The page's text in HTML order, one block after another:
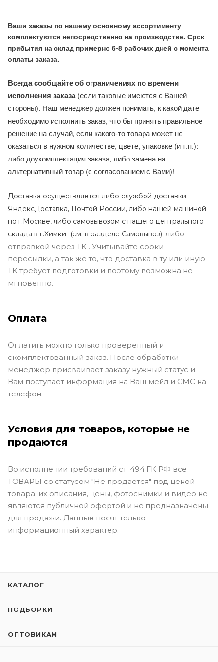
Ваши заказы по нашему основному ассортименту
комплектуются непосредственно на производстве. Срок
прибытия на склад примерно 6-8 рабочих дней с момента
оплаты заказа.
Всегда сообщайте об ограничениях по времени
исполнения заказа(если таковые имеются с Вашей
стороны). Наш менеджер должен понимать, к какой дате
необходимо исполнить заказ, что бы принять правильное
решение на случай, если какого-то товара может не
оказаться в нужном количестве, цвете, упаковке (и т.п.):
либо доукомплектация заказа, либо замена на
альтернативный товар (с согласованием с Вами)!
Доставка осуществляется либо службой доставки
ЯндексДоставка, Почтой России, либо нашей машиной
по г.Москве, либо самовывозом с нашего центрального
склада в г.Химки (см. в разделе Самовывоз), либо
отправкой через ТК . Учитывайте сроки
пересылки, а так же то, что доставка в ту или иную
ТК требует подготовки и поэтому возможна не
мгновенно.
Оплата
Оплатить можно только проверенный и
скомплектованный заказ. После обработки
менеджер присваивает заказу нужный статус и
Вам поступает информация на Ваш мейл и СМС на
телефон.
Условия для товаров, которые не
продаются
Во исполнении требований ст. 494 ГК РФ все
ТОВАРЫ со статусом "Не продается" под ценой
товара, их описания, цены, фотоснимки и видео не
являются публичной офертой и не предназначены
для продажи. Данные носят только
информационный характер.
КАТАЛОГ
ПОДБОРКИ
ОПТОВИКАМ